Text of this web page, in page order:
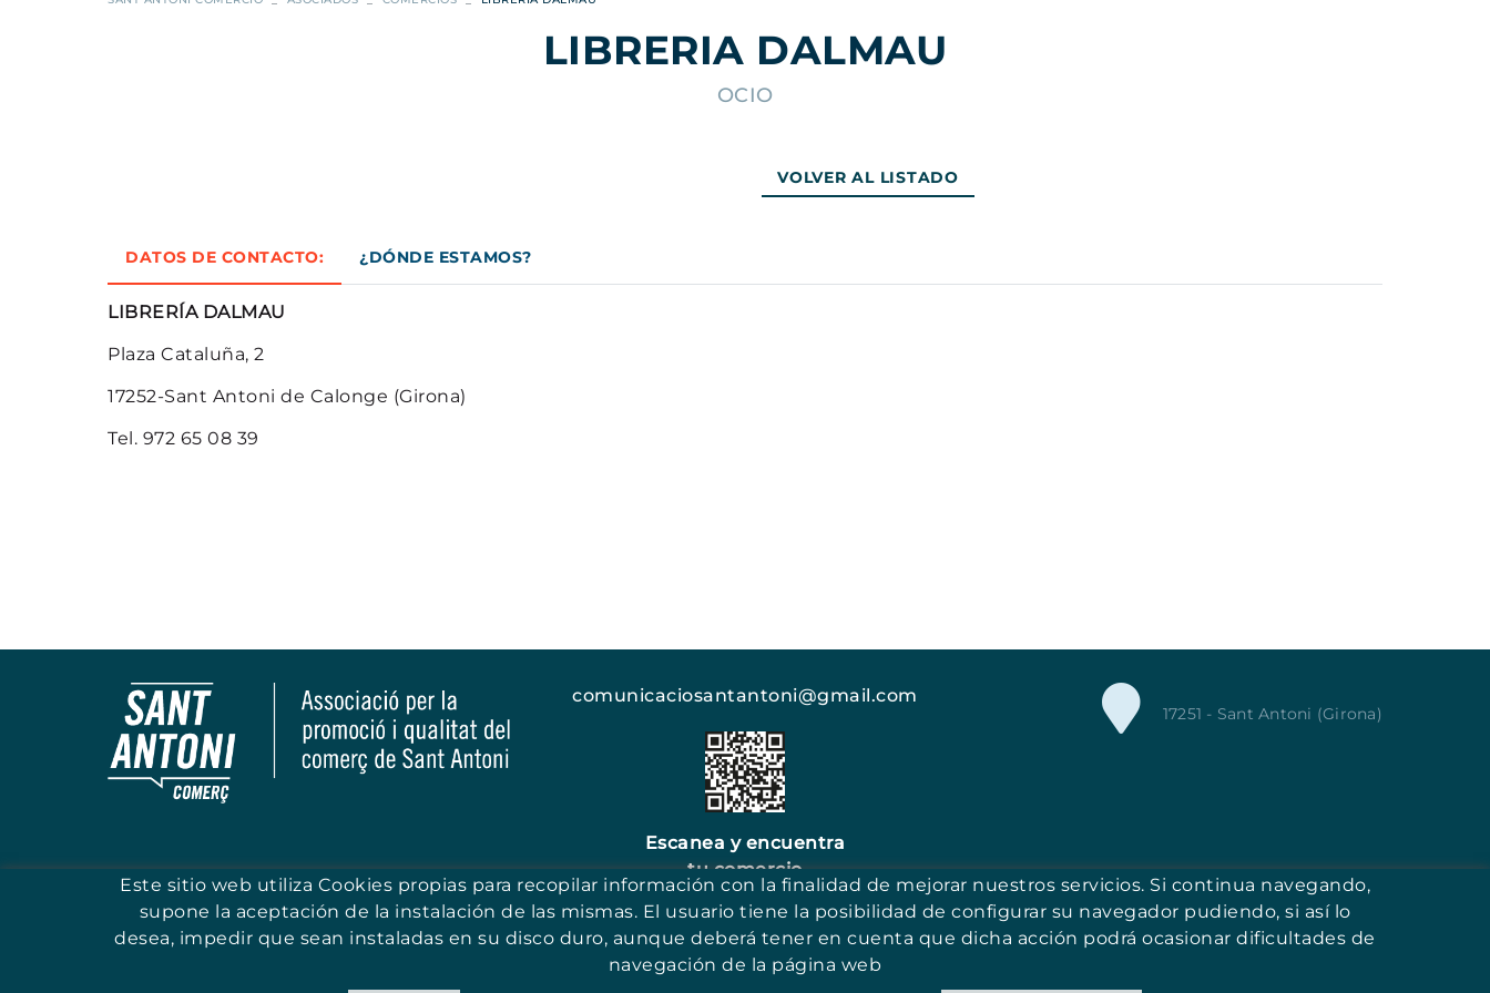
PELUQUERÍA
VER TODAS
LIBRERIA DALMAU
OCIO
VOLVER AL LISTADO
DATOS DE CONTACTO: ¿DÓNDE ESTAMOS?
LIBRERÍA DALMAU
Plaza Cataluña, 2
17252-Sant Antoni de Calonge (Girona)
Tel. 972 65 08 39
comunicaciosantantoni@gmail.com
Escanea y encuentra
tu comercio
17251 - Sant Antoni (Girona)
Este sitio web utiliza Cookies propias para recopilar información con la finalidad de mejorar nuestros servicios. Si continua navegando,
supone la aceptación de la instalación de las mismas. El usuario tiene la posibilidad de configurar su navegador pudiendo, si así lo
desea, impedir que sean instaladas en su disco duro, aunque deberá tener en cuenta que dicha acción podrá ocasionar dificultades de
navegación de la página web